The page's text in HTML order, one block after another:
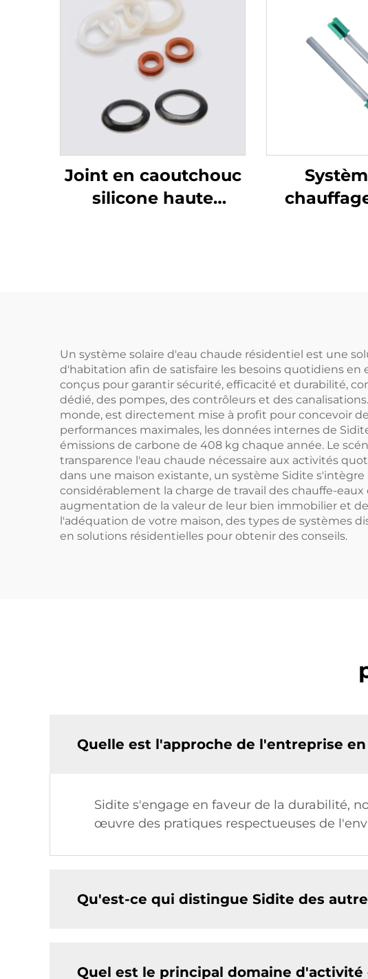
Joint en caoutchouc
silicone haute
évacués
pour
Un système solaire d'eau chaude résidentiel est une
d'habitation afin de satisfaire les besoins quotidiens
conçus pour garantir sécurité, efficacité et durabilité,
dédié, des pompes, des contrôleurs et des
monde, est directement mise à profit pour concevoir
performances maximales, les données internes de
émissions de carbone de 408 kg chaque année. Le
transparence l'eau chaude nécessaire aux activités
dans une maison existante, un système Sidite
considérablement la charge de travail des chauffe-
augmentation de la valeur de leur bien immobilier et
l'adéquation de votre maison, des types de systèmes
en solutions résidentielles pour obtenir des conseils.
Quelle est l'approche de l'entreprise
Sidite s'engage en faveur de la durabilité,
œuvre des pratiques respectueuses de
Qu'est-ce qui distingue Sidite des
Quel est le principal domaine